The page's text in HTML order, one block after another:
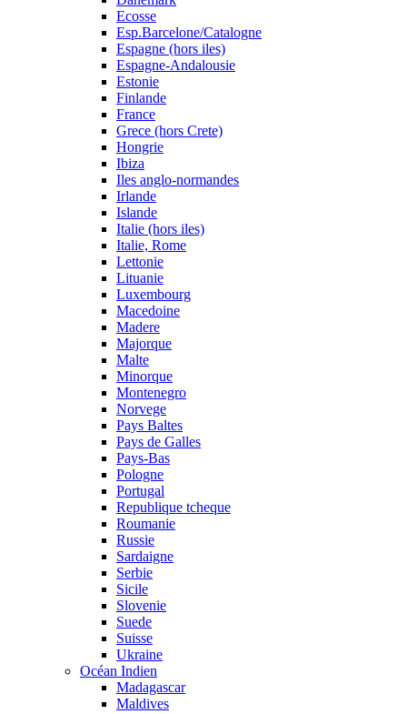
Ecosse
Esp.Barcelone/Catalogne
Espagne (hors iles)
Espagne-Andalousie
Estonie
Finlande
France
Grece (hors Crete)
Hongrie
Ibiza
Iles anglo-normandes
Irlande
Islande
Italie (hors iles)
Italie, Rome
Lettonie
Lituanie
Luxembourg
Macedoine
Madere
Majorque
Malte
Minorque
Montenegro
Norvege
Pays Baltes
Pays de Galles
Pays-Bas
Pologne
Portugal
Republique tcheque
Roumanie
Russie
Sardaigne
Serbie
Sicile
Slovenie
Suede
Suisse
Ukraine
Océan Indien
Madagascar
Maldives